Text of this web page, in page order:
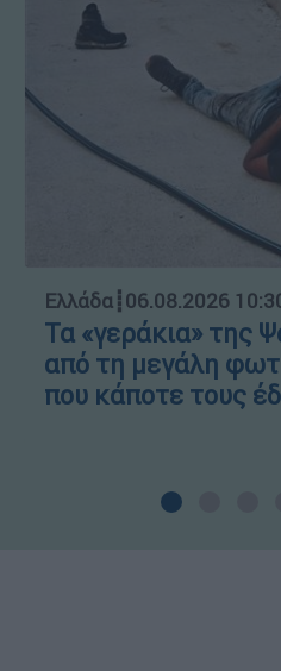
Ελλάδα┋06.08.2026
Τα «γεράκια» της
από τη μεγάλη
που κάποτε τους